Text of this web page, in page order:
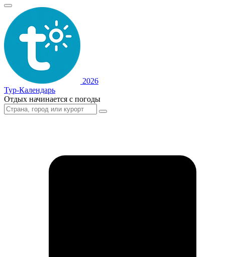
2026
Тур-Календарь
Отдых начинается с погоды